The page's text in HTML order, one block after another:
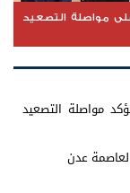
مواصلة التصعيد
مواصلة التصعيد
عدن